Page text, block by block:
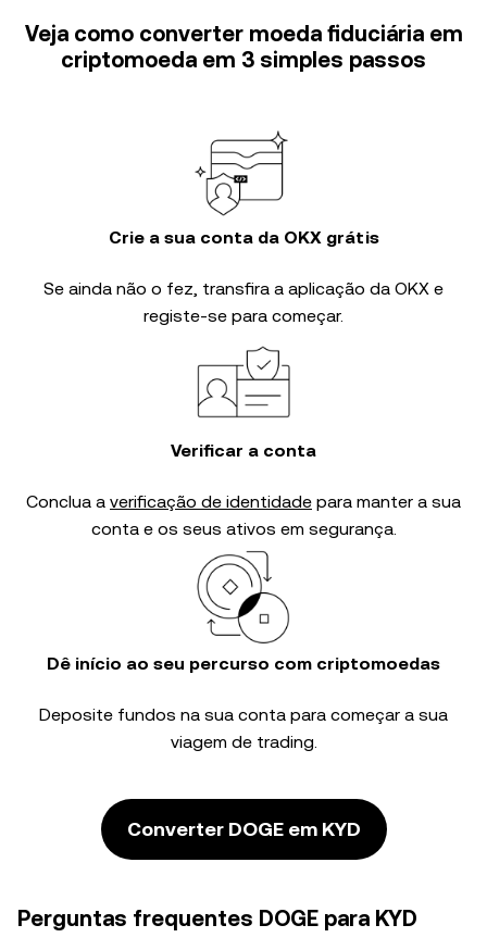
Veja como converter moeda fiduciária em
criptomoeda em 3 simples passos
Crie a sua conta da OKX grátis
Se ainda não o fez, transfira a aplicação da OKX e
registe-se para começar.
Verificar a conta
Conclua a verificação de identidade para manter a sua
conta e os seus ativos em segurança.
Dê início ao seu percurso com criptomoedas
Deposite fundos na sua conta para começar a sua
viagem de trading.
Converter DOGE em KYD
Perguntas frequentes DOGE para KYD